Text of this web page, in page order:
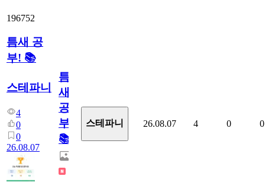
196752
틈새 공
부! 📚
스테파니
4
0
0
26.08.07
틈
새
공
부!
📚
스테파니 26.08.07 4 0 0